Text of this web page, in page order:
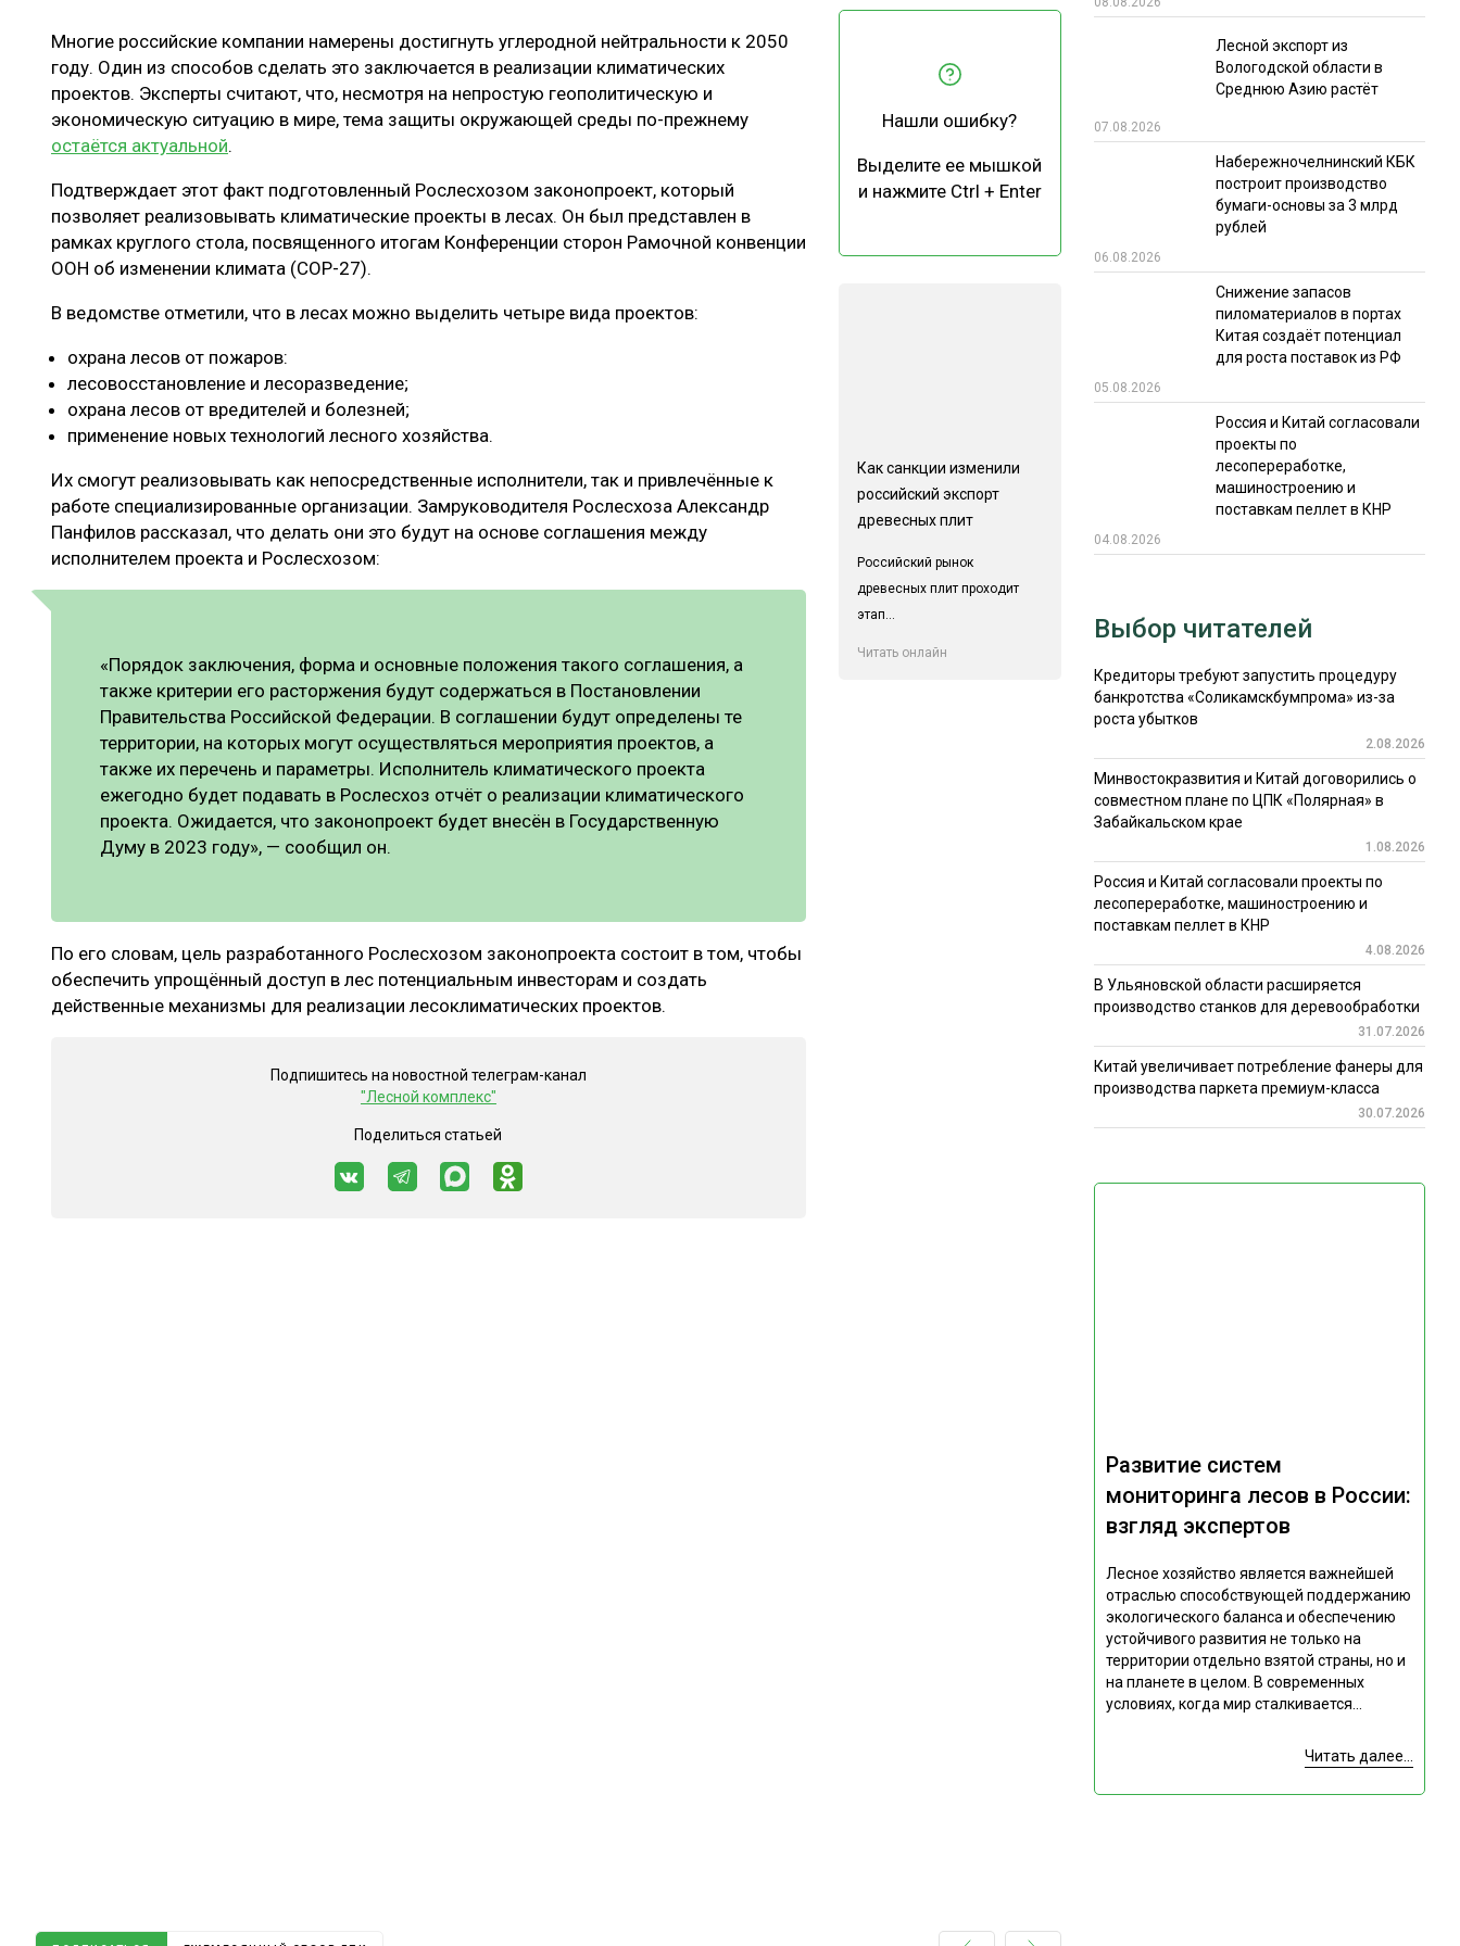
ЛОГИСТИКА
ПРОИЗВОДСТВО ДРЕВЕСНЫХ ПЛИТ
ЦБП
МЕБЕЛЬНОЕ ПРОИЗВОДСТВО ТЕХНОЛОГИИ
ЭКСПЕРТНОЕ МНЕНИЕ
КАЛЕНДАРЬ ВЫСТАВОК ИТОГИ МЕРОПРИЯТИЙ
Многие российские компании намерены достигнуть углеродной нейтральности к 2050
году. Один из способов сделать это заключается в реализации климатических
проектов. Эксперты считают, что, несмотря на непростую геополитическую и
экономическую ситуацию в мире, тема защиты окружающей среды по-прежнему
остаётся актуальной.
Подтверждает этот факт подготовленный Рослесхозом законопроект, который
позволяет реализовывать климатические проекты в лесах. Он был представлен в
рамках круглого стола, посвященного итогам Конференции сторон Рамочной конвенции
ООН об изменении климата (COP-27).
В ведомстве отметили, что в лесах можно выделить четыре вида проектов:
охрана лесов от пожаров:
лесовосстановление и лесоразведение;
охрана лесов от вредителей и болезней;
применение новых технологий лесного хозяйства.
Их смогут реализовывать как непосредственные исполнители, так и привлечённые к
работе специализированные организации. Замруководителя Рослесхоза Александр
Панфилов рассказал, что делать они это будут на основе соглашения между
исполнителем проекта и Рослесхозом:
«Порядок заключения, форма и основные положения такого соглашения, а
также критерии его расторжения будут содержаться в Постановлении
Правительства Российской Федерации. В соглашении будут определены те
территории, на которых могут осуществляться мероприятия проектов, а
также их перечень и параметры. Исполнитель климатического проекта
ежегодно будет подавать в Рослесхоз отчёт о реализации климатического
проекта. Ожидается, что законопроект будет внесён в Государственную
Думу в 2023 году», — сообщил он.
По его словам, цель разработанного Рослесхозом законопроекта состоит в том, чтобы
обеспечить упрощённый доступ в лес потенциальным инвесторам и создать
действенные механизмы для реализации лесоклиматических проектов.
Подпишитесь на новостной телеграм-канал
"Лесной комплекс"
Поделиться статьей
Нашли ошибку?
Выделите ее мышкой
и нажмите Ctrl + Enter
Как санкции изменили
российский экспорт
древесных плит
Российский рынок
древесных плит проходит
этап...
Читать онлайн
Лесной экспорт из
Вологодской области в
Среднюю Азию растёт
07.08.2026
Набережночелнинский КБК
построит производство
бумаги-основы за 3 млрд
рублей
06.08.2026
Снижение запасов
пиломатериалов в портах
Китая создаёт потенциал
для роста поставок из РФ
05.08.2026
Россия и Китай согласовали
проекты по
лесопереработке,
машиностроению и
поставкам пеллет в КНР
04.08.2026
Развитие систем
мониторинга лесов в России:
взгляд экспертов
Лесное хозяйство является важнейшей
отраслью способствующей поддержанию
экологического баланса и обеспечению
устойчивого развития не только на
территории отдельно взятой страны, но и
на планете в целом. В современных
условиях, когда мир сталкивается...
Читать далее...
Выбор читателей
Кредиторы требуют запустить процедуру
банкротства «Соликамскбумпрома» из-за
роста убытков
2.08.2026
Минвостокразвития и Китай договорились о
совместном плане по ЦПК «Полярная» в
Забайкальском крае
1.08.2026
Россия и Китай согласовали проекты по
лесопереработке, машиностроению и
поставкам пеллет в КНР
4.08.2026
В Ульяновской области расширяется
производство станков для деревообработки
31.07.2026
Китай увеличивает потребление фанеры для
производства паркета премиум-класса
30.07.2026